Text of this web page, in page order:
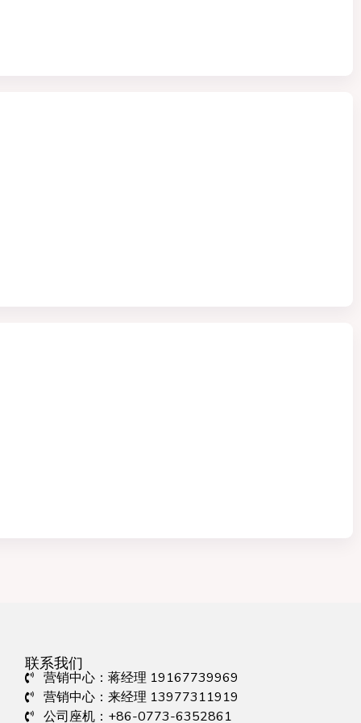
联系我们
营销中心：蒋经理 19167739969
营销中心：来经理 13977311919
公司座机：+86-0773-6352861